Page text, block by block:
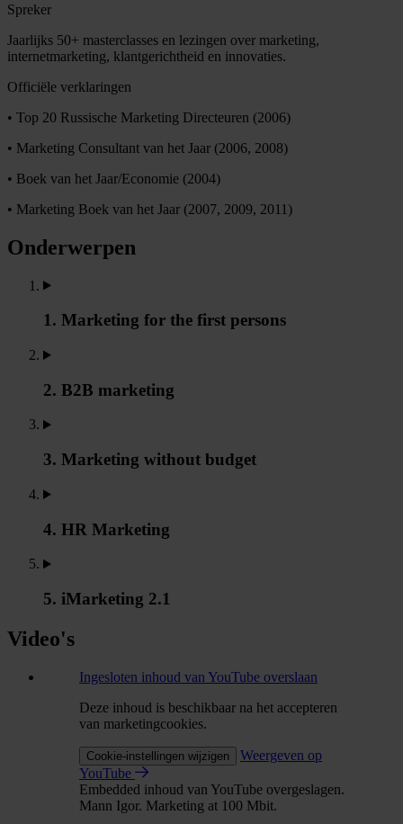
Spreker
Jaarlijks 50+ masterclasses en lezingen over marketing,
internetmarketing, klantgerichtheid en innovaties.
Officiële verklaringen
• Top 20 Russische Marketing Directeuren (2006)
• Marketing Consultant van het Jaar (2006, 2008)
• Boek van het Jaar/Economie (2004)
• Marketing Boek van het Jaar (2007, 2009, 2011)
Onderwerpen
1. Marketing for the first persons
2. B2B marketing
3. Marketing without budget
4. HR Marketing
5. iMarketing 2.1
Video's
Ingesloten inhoud van YouTube overslaan
Deze inhoud is beschikbaar na het accepteren
van marketingcookies.
Cookie-instellingen wijzigen
Weergeven op
YouTube
Embedded inhoud van YouTube overgeslagen.
Mann Igor. Marketing at 100 Mbit.